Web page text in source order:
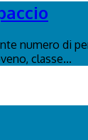
numero di
classe...